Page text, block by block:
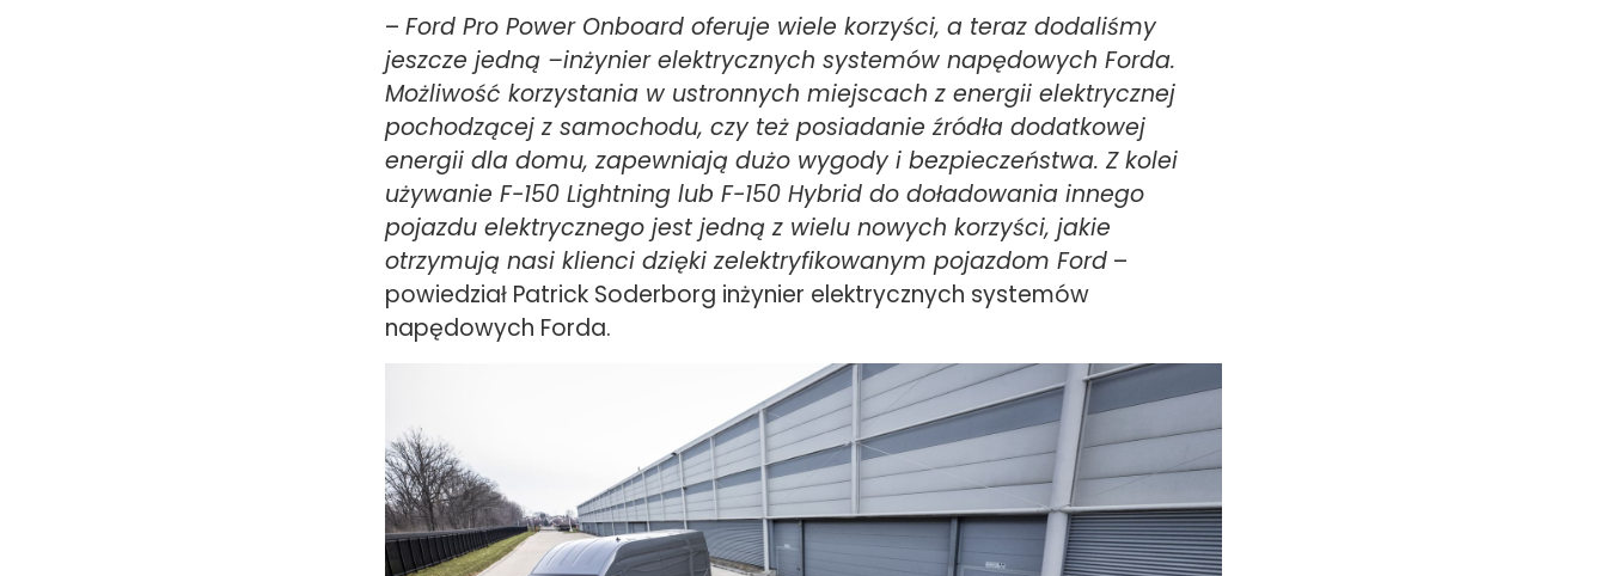
– Ford Pro Power Onboard oferuje wiele korzyści, a teraz dodaliśmy
jeszcze jedną –inżynier elektrycznych systemów napędowych Forda.
Możliwość korzystania w ustronnych miejscach z energii elektrycznej
pochodzącej z samochodu, czy też posiadanie źródła dodatkowej
energii dla domu, zapewniają dużo wygody i bezpieczeństwa. Z kolei
używanie F-150 Lightning lub F-150 Hybrid do doładowania innego
pojazdu elektrycznego jest jedną z wielu nowych korzyści, jakie
otrzymują nasi klienci dzięki zelektryfikowanym pojazdom Ford –
powiedział Patrick Soderborg inżynier elektrycznych systemów
napędowych Forda.